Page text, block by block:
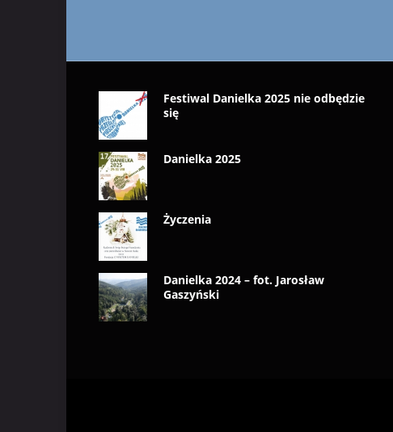
Festiwal Danielka 2025 nie odbędzie
się
Danielka 2025
Życzenia
Danielka 2024 – fot. Jarosław
Gaszyński